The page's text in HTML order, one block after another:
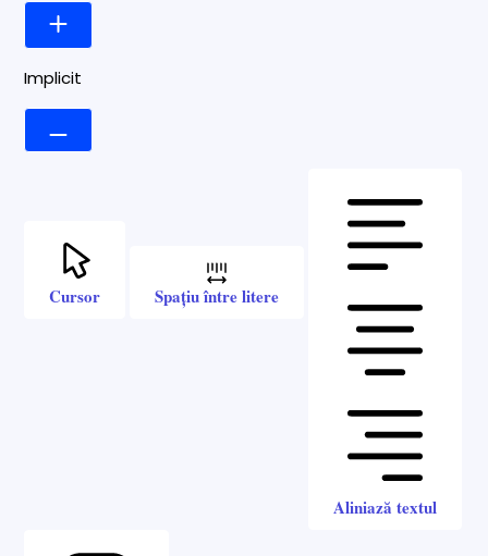
Implicit
Cursor Spațiu între litere
Aliniază textul